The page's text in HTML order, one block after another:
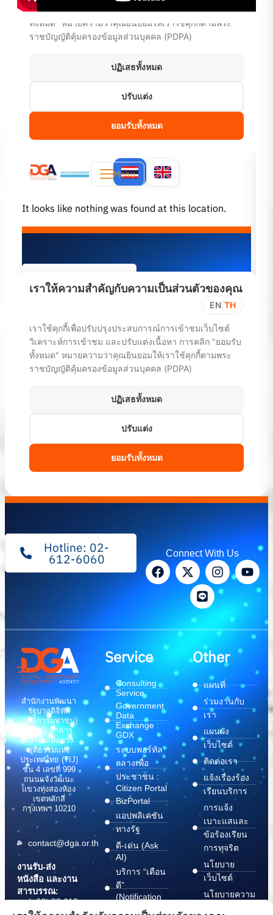
Hotline: 02-
612-6060 Connect With Us
สำนักงานพัฒนา
รัฐบาลดิจิทัล
(องค์การมหาชน)
(สพร.) อาคาร
สถาบันเพื่อการ
ยุติธรรมแห่ง
ประเทศไทย (TIJ)
ชั้น 4 เลขที่ 999
ถนนแจ้งวัฒนะ
แขวงทุ่งสองห้อง
เขตหลักสี่
กรุงเทพฯ 10210
contact@dga.or.th
งานรับ-ส่ง
หนังสือ และงาน
สารบรรณ:
(+66) 02 612
6000
Service
Consulting
Service
Government
Data
Exchange :
GDX
ระบบพอร์ทัล
กลางเพื่อ
ประชาชน :
Citizen Portal
BizPortal
แอปพลิเคชัน
ทางรัฐ
ดี-เด่น (Ask
AI)
บริการ “เตือน
ดี”
(Notification
Other
แผนที่
ร่วมงานกับ
เรา
แผนผัง
เว็บไซต์
ติดต่อเรา
แจ้งเรื่องร้อง
เรียนบริการ
การแจ้ง
เบาะแสและ
ข้อร้องเรียน
การทุจริต
นโยบาย
เว็บไซต์
นโยบายความ